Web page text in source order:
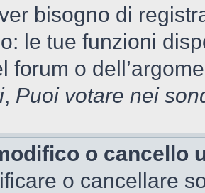
bisogno di
le tue funzioni
forum o
, Puoi votare nei
o cancello
o cancellare